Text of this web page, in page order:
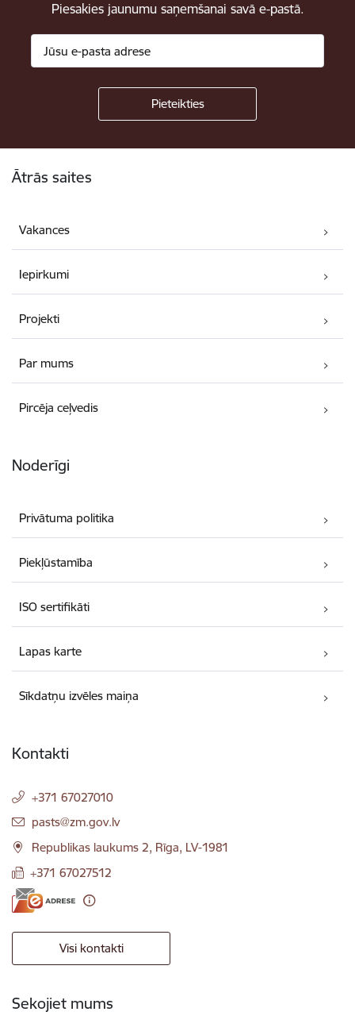
Piesakies jaunumu saņemšanai savā e-pastā.
Ātrās saites
Vakances
Iepirkumi
Projekti
Par mums
Pircēja ceļvedis
Noderīgi
Privātuma politika
Piekļūstamība
ISO sertifikāti
Lapas karte
Sīkdatņu izvēles maiņa
Kontakti
+371 67027010
E-pasts:
pasts@zm.gov.lv
Republikas laukums 2, Rīga, LV-1981
+371 67027512
Visi kontakti
Sekojiet mums